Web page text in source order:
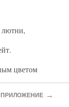
лютни,
цветом
ПРИЛОЖЕНИЕ →